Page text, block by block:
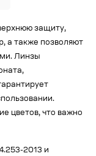
защиту,
а также позволяют
Линзы
цветов, что важно
2013 и